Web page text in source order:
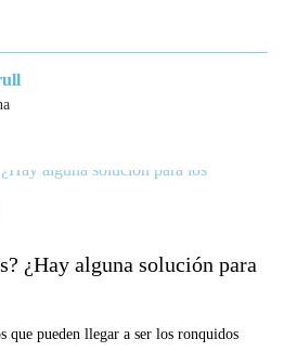
¿Hay alguna solución para
que pueden llegar a ser los ronquidos